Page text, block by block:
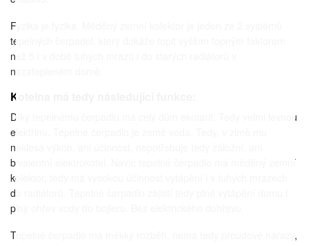
Fyzika je fyzika. Měděný zemní kolektor je jeden ze 2 systémů
tepelných čerpadel, který dokáže topit vyšším topným faktorem
než 5 i v době tuhých mrazů i do starých radiátorů v
nezatepleném domě.
Kotelna má tedy následující funkce:
Díky tepelnému čerpadlu má celý dům ekotarif. Tedy velmi levnou
elektřinu. Tepelné čerpadlo je země voda. Tedy, v zimě mu
neklesá výkon, ani účinnost, nepotřebuje tedy záložní, ani
bivalentní elektrokotel. Navíc tepelné čerpadlo má měděný zemní
kolektor, tedy má vysokou účinnost vytápění i v tuhých mrazech
do radiátorů. Tepelné čerpadlo zajistí tedy plné vytápění domu i
plný ohřev vody do bojleru. Bez elektrického dohřevu.
Tepelné čerpadlo má měkký rozběh, nemá tedy proudové nárazy,